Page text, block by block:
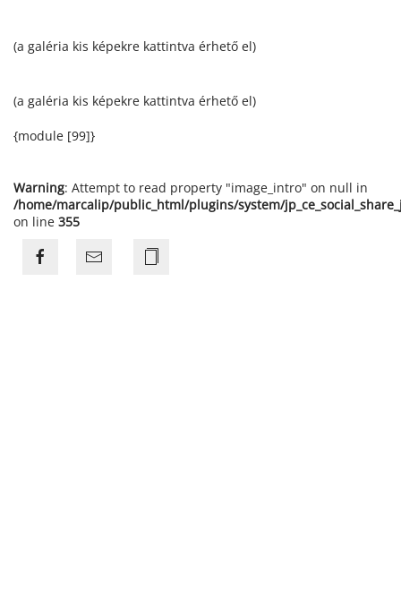
(a galéria kis képekre kattintva érhető el)
(a galéria kis képekre kattintva érhető el)
{module [99]}
Warning: Attempt to read property "image_intro" on null in
/home/marcalip/public_html/plugins/system/
on line 355